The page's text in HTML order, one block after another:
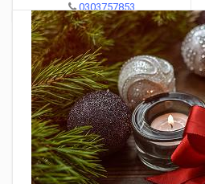
0303757853